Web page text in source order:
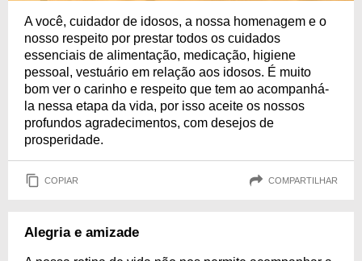
A você, cuidador de idosos, a nossa homenagem e o
nosso respeito por prestar todos os cuidados
essenciais de alimentação, medicação, higiene
pessoal, vestuário em relação aos idosos. É muito
bom ver o carinho e respeito que tem ao acompanhá-
la nessa etapa da vida, por isso aceite os nossos
profundos agradecimentos, com desejos de
prosperidade.
COPIAR COMPARTILHAR
Alegria e amizade